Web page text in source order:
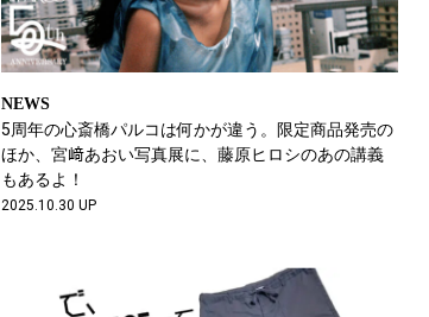
NEWS
5周年の心斎橋パルコは何かが違う。限定商品発売の
ほか、宮﨑あおい写真展に、藤原ヒロシのあの講義
もあるよ！
2025.10.30 UP